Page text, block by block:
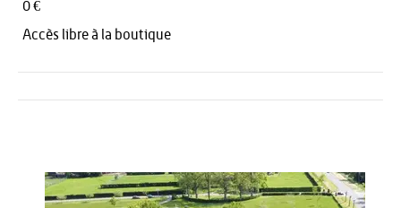
0 €
Accès libre à la boutique